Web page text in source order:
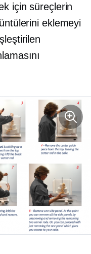
için süreçlerin
eklemeyi